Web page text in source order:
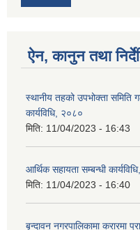
ऐन, कानुन तथा
स्थानीय तहको उपभोक्ता समिति
कार्यविधि, २०८०
मिति: 11/04/2023 - 16:43
आर्थिक सहायता सम्बन्धी
मिति: 11/04/2023 - 16:40
बृन्दावन नगरपालिकामा करारमा